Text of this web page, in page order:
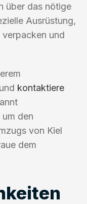
über das nötige
Ausrüstung,
und
kontaktiere
den
von Kiel
dem